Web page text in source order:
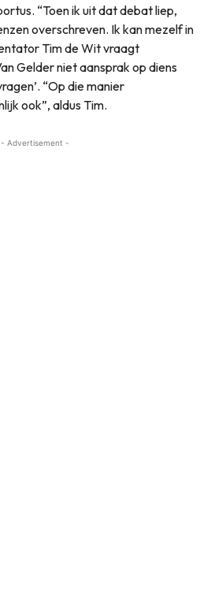
“Toen ik uit dat debat liep,
overschreven. Ik kan mezelf in
Tim de Wit vraagt
Gelder niet aansprak op diens
“Op die manier
ook”, aldus Tim.
- Advertisement -